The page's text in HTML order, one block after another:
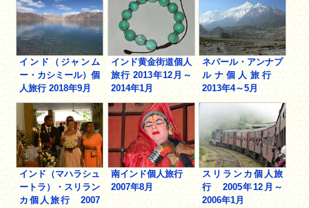
インド（ジャンム
ー・カシミール）個
人旅行 2018年9月
インド黄金街道個人
旅行 2013年12月～
2014年1月
ネパール・アンナプ
ルナ個人旅行
2013年4～5月
インド（マハラシュ
ートラ）・スリラン
カ個人旅行 2007
南インド個人旅行
2007年8月
スリランカ個人旅
行 2005年12月～
2006年1月